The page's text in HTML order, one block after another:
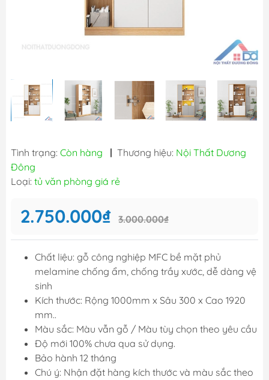
Tình trạng: Còn hàng | Thương hiệu: Nội Thất Dương
Đông
Loại: tủ văn phòng giá rẻ
2.750.000₫ 3.000.000₫
Chất liệu: gỗ công nghiệp MFC bề mặt phủ
melamine chống ẩm, chống trầy xước, dễ dàng vệ
sinh
Kích thước: Rộng 1000mm x Sâu 300 x Cao 1920
mm..
Màu sắc: Màu vẫn gỗ / Màu tùy chọn theo yêu cầu
Độ mới 100% chưa qua sử dụng.
Bảo hành 12 tháng
Chú ý: Nhận đặt hàng kích thước và màu sắc theo